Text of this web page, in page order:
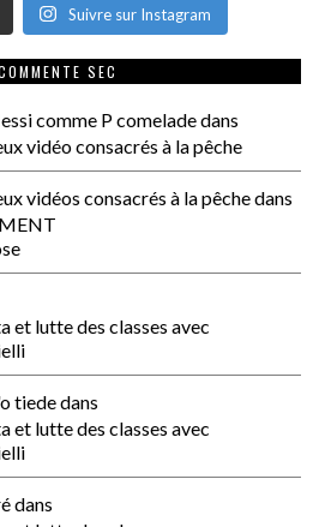
Suivre sur Instagram
SEC
comme P comeladedans
vidéo consacrés à la pêche
vidéos consacrés à la pêchedans
et lutte des classes avec
tiededans
et lutte des classes avec
dans